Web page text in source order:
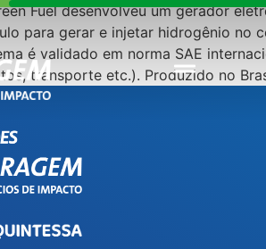
Fuel desenvolveu um gerador
para gerar e injetar hidrogênio no
é validado em norma SAE
transporte etc.). Produzido no